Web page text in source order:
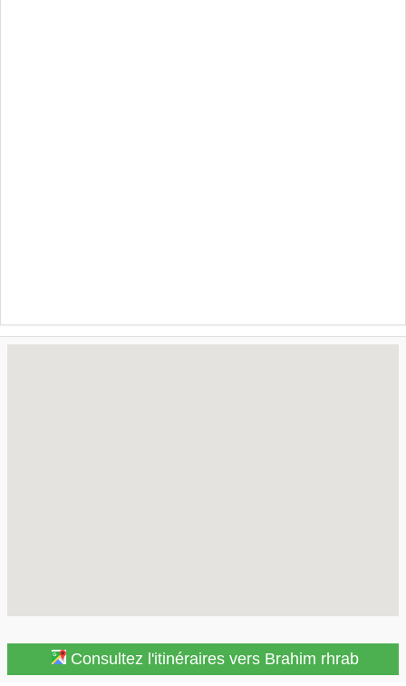
Consultez l'itinéraires vers Brahim rhrab